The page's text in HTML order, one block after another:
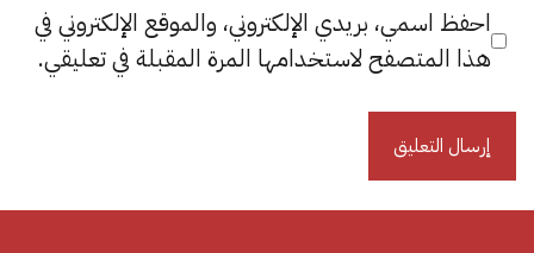
احفظ اسمي، بريدي الإلكتروني، والموقع الإلكتروني في
هذا المتصفح لاستخدامها المرة المقبلة في تعليقي.